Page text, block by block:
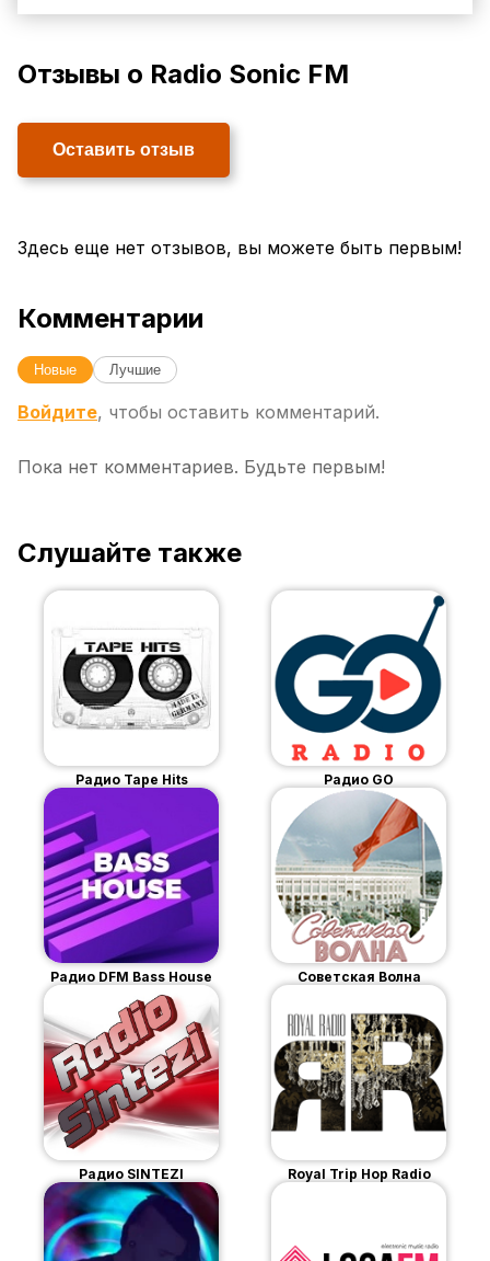
Отзывы о Radio Sonic FM
Оставить отзыв
Здесь еще нет отзывов, вы можете быть первым!
Комментарии
Новые Лучшие
Войдите, чтобы оставить комментарий.
Пока нет комментариев. Будьте первым!
Слушайте также
Радио Tape Hits Радио GO
Радио DFM Bass House Советская Волна
Радио SINTEZI Royal Trip Hop Radio